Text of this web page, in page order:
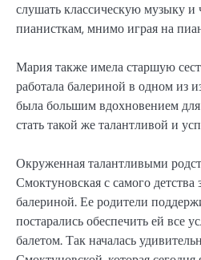
слушать классическую музыку и
пианисткам, мнимо играя на
Мария также имела старшую
работала балериной в одном из
была большим вдохновением
стать такой же талантливой и
Окруженная талантливыми
Смоктуновская с самого детства
балериной. Ее родители
постарались обеспечить ей все
балетом. Так началась